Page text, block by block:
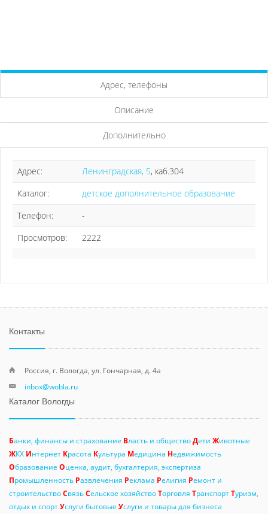
Адрес, телефоны
Описание
Дополнительно
Адрес: Ленинградская, 5, каб.304
Каталог:
детское дополнительное образование
Телефон:
-
Просмотров:
2222
Контакты
Россия, г. Вологда, ул. Гончарная, д. 4а
inbox@wobla.ru
Каталог Вологды
Банки, финансы и страхование Власть и обществоДети Животные
ЖКХ Интернет Красота Культура Медицина Недвижимость
Образование Оценка, аудит, бухгалтерия, экспертиза
Промышленность Развлечения Реклама Религия Ремонт и
строительствоСвязьСельское хозяйствоТорговля ТранспортТуризм,
отдых и спортУслуги бытовые Услуги и товары для бизнеса